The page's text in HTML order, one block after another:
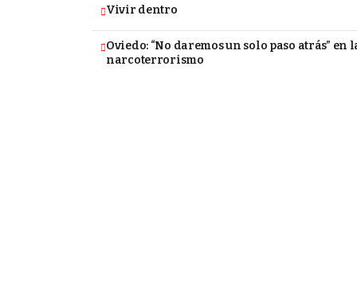
Vivir dentro
Oviedo: “No daremos un solo paso atrás”
narcoterrorismo